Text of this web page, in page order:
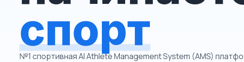
спорт
№1 спортивная AI Athlete Management System (AMS)